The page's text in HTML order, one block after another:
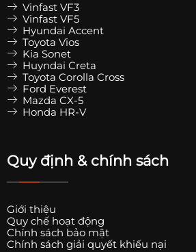
Vinfast VF3
Vinfast VF5
Hyundai Accent
Toyota Vios
Kia Sonet
Huyndai Creta
Toyota Corolla Cross
Ford Everest
Mazda CX-5
Honda HR-V
Quy định & chính sách
Giới thiệu
Quy chế hoạt động
Chính sách bảo mật
Chính sách giải quyết khiếu nại